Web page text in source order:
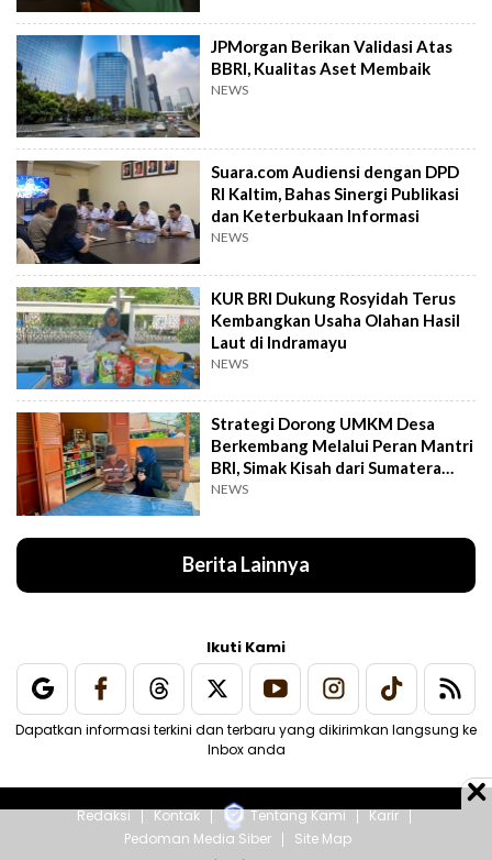
JPMorgan Berikan Validasi Atas
BBRI, Kualitas Aset Membaik
NEWS
Suara.com Audiensi dengan DPD
RI Kaltim, Bahas Sinergi Publikasi
dan Keterbukaan Informasi
NEWS
KUR BRI Dukung Rosyidah Terus
Kembangkan Usaha Olahan Hasil
Laut di Indramayu
NEWS
Strategi Dorong UMKM Desa
Berkembang Melalui Peran Mantri
BRI, Simak Kisah dari Sumatera
Utara Ini
NEWS
Berita Lainnya
Ikuti Kami
Dapatkan informasi terkini dan terbaru yang dikirimkan langsung ke
Inbox anda
Redaksi Kontak Tentang Kami
Karir
Pedoman Media Siber
Site Map